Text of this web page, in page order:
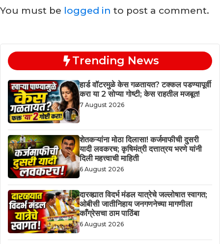
You must be logged in to post a comment.
Trending News
हार्ड वॉटरमुळे केस गळतायत? टक्कल पडण्यापूर्वी
करा या 2 सोप्या गोष्टी; केस राहतील मजबूत!
7 August 2026
शेतकऱ्यांना मोठा दिलासा! कर्जमाफीची दुसरी
यादी लवकरच; कृषिमंत्री दत्तात्रय भरणे यांनी
दिली महत्त्वाची माहिती
6 August 2026
दारव्ह्यात विदर्भ मंडल यात्रेचे जल्लोषात स्वागत;
ओबीसी जातीनिहाय जनगणनेच्या मागणीला
काँग्रेसचा ठाम पाठिंबा
6 August 2026